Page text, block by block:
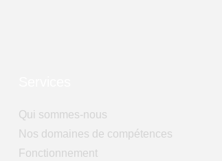
Qui sommes-nous
Nos domaines de compétences
Fonctionnement